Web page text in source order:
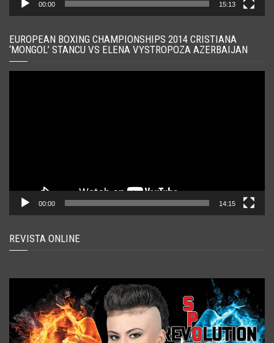
00:00 15:13
EUROPEAN BOXING CHAMPIONSHIPS 2014 CRISTIANA
‘MONGOL’ STANCU VS ELENA VYSTROPOZA AZERBAIJAN
00:00 14:15
REVISTA ONLINE